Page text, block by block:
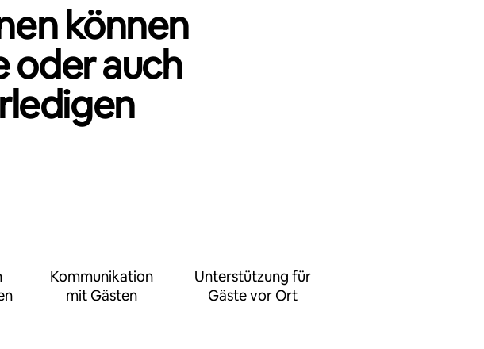
können
oder auch
Kommunikation
mit Gästen
Unterstützung für
Gäste vor Ort